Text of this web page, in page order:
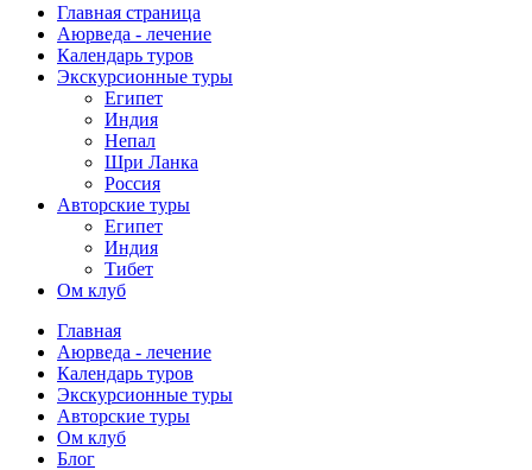
Главная страница
Аюрведа - лечение
Календарь туров
Экскурсионные туры
Египет
Индия
Непал
Шри Ланка
Россия
Авторские туры
Египет
Индия
Тибет
Ом клуб
Главная
Аюрведа - лечение
Календарь туров
Экскурсионные туры
Авторские туры
Ом клуб
Блог